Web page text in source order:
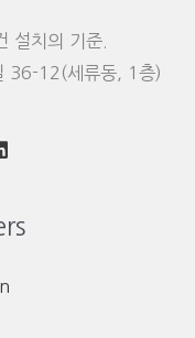
설치의 기준.
36-12(세류동, 1층)